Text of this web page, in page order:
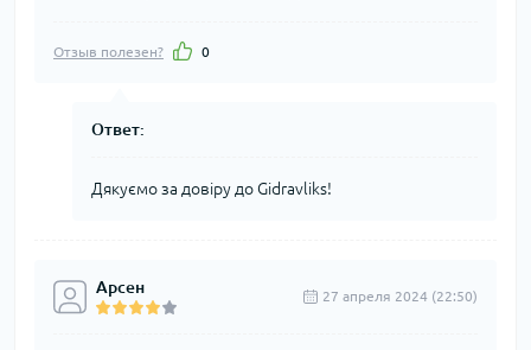
Отзыв полезен? 0
Ответ:
Дякуємо за довіру до Gidravliks!
Арсен 27 апреля 2024 (22:50)